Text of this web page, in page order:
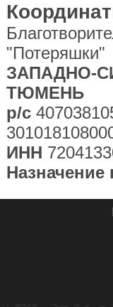
"Потеряшки"
ЗАПАДНО-
ТЮМЕНЬ
р/с
ИНН
Назначение